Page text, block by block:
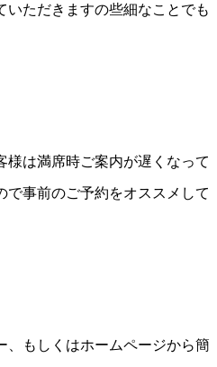
いただきますの些細なことでも
様は満席時ご案内が遅くなって
で事前のご予約をオススメして
、もしくはホームページから簡